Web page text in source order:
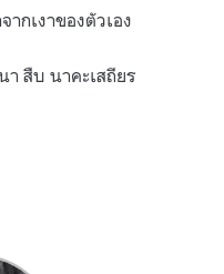
กเงาของตัวเอง
สืบ นาคะเสถียร